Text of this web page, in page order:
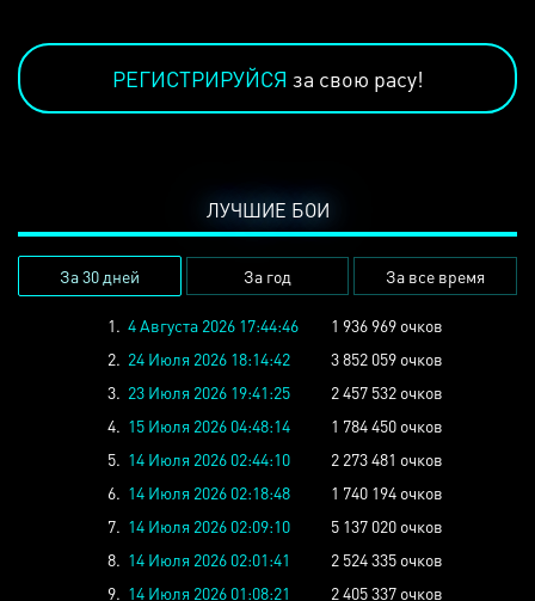
РЕГИСТРИРУЙСЯ за свою расу!
ЛУЧШИЕ БОИ
За 30 дней За год За все время
1. 4 Августа 2026 17:44:46
1 936 969 очков
2. 24 Июля 2026 18:14:42
3 852 059 очков
3. 23 Июля 2026 19:41:25
2 457 532 очков
4. 15 Июля 2026 04:48:14
1 784 450 очков
5. 14 Июля 2026 02:44:10
2 273 481 очков
6. 14 Июля 2026 02:18:48
1 740 194 очков
7. 14 Июля 2026 02:09:10
5 137 020 очков
8. 14 Июля 2026 02:01:41
2 524 335 очков
9. 14 Июля 2026 01:08:21 2 405 337 очков